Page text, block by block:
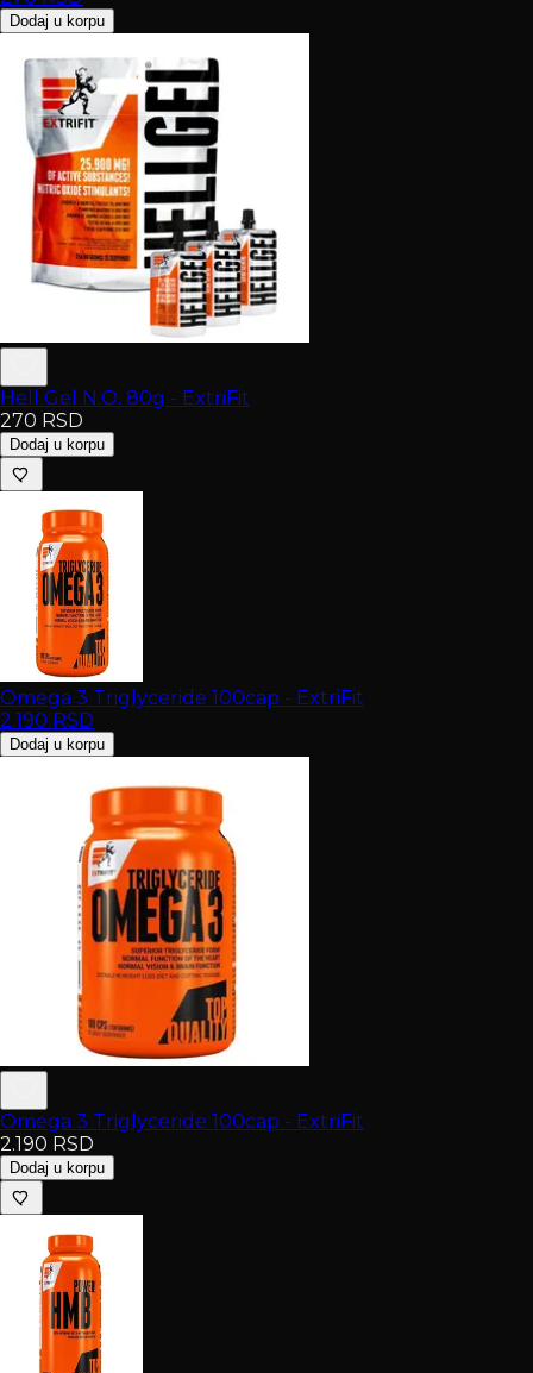
Dodaj u korpu
Hell Gel N.O. 80g - ExtriFit
270 RSD
Dodaj u korpu
Omega 3 Triglyceride 100cap - ExtriFit
2.190 RSD
Dodaj u korpu
Omega 3 Triglyceride 100cap - ExtriFit
2.190 RSD
Dodaj u korpu